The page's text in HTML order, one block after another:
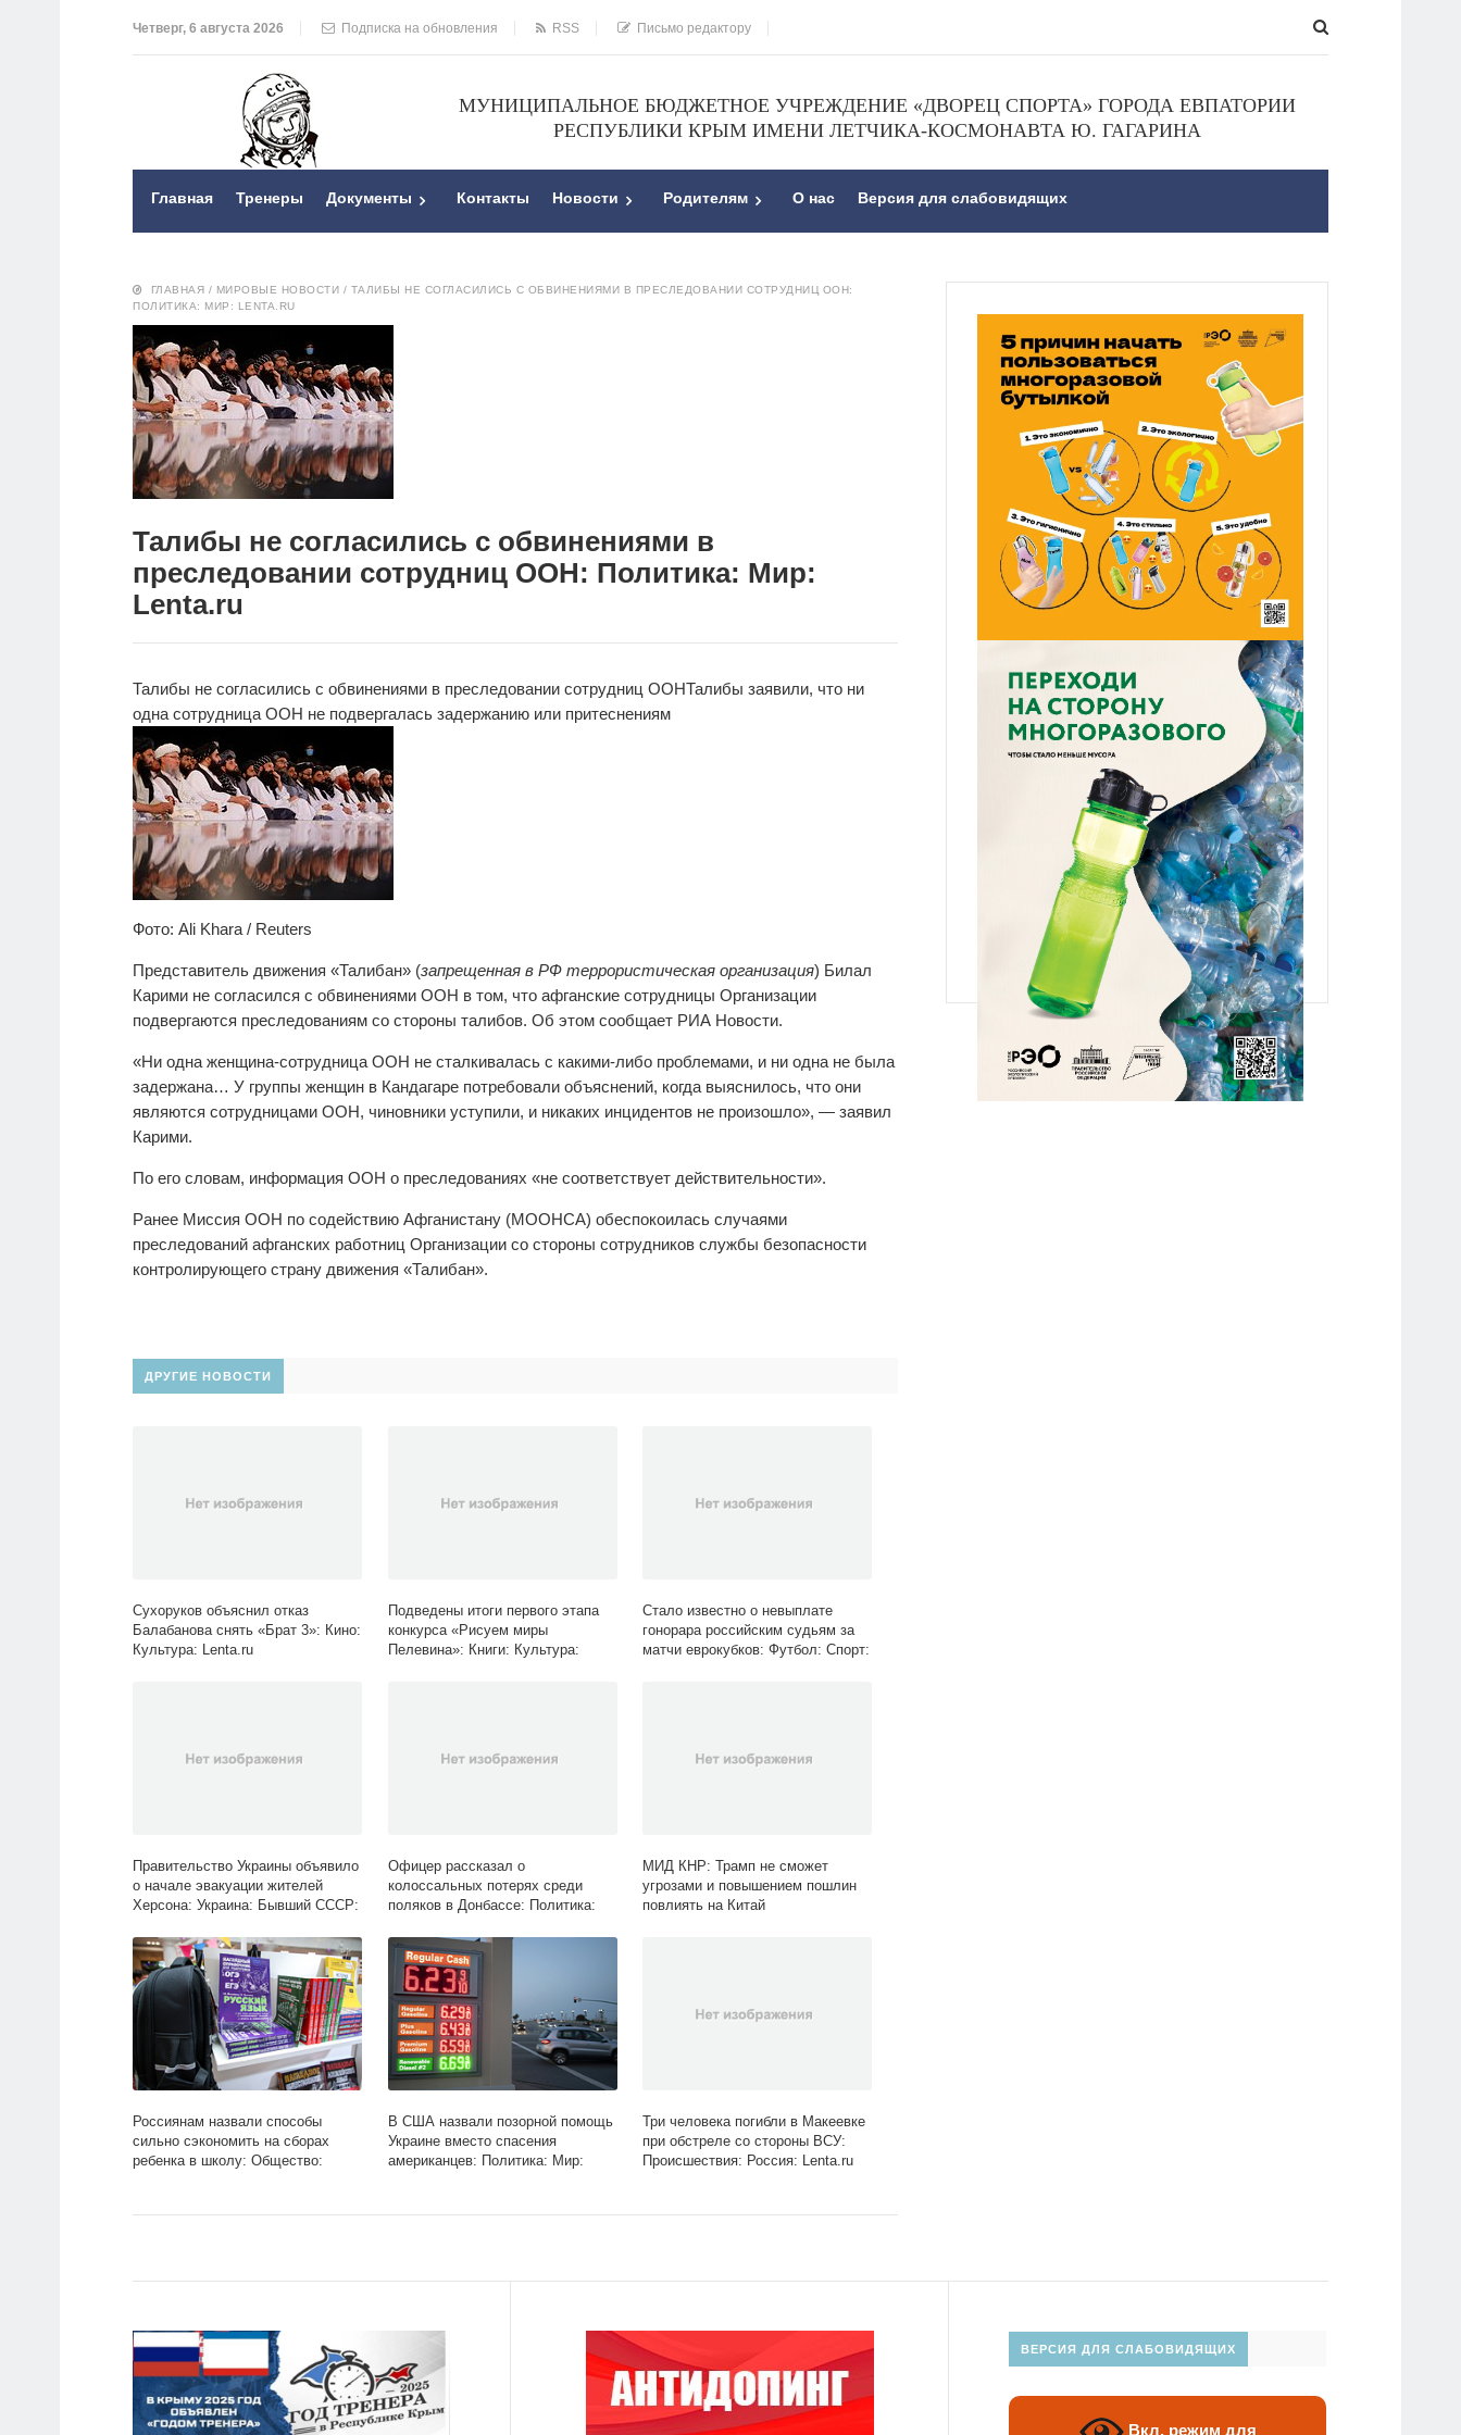
Четверг, 6 августа 2026 Подписка на обновления RSS Письмо редактору
МУНИЦИПАЛЬНОЕ БЮДЖЕТНОЕ УЧРЕЖДЕНИЕ «ДВОРЕЦ СПОРТА» ГОРОДА ЕВПАТОРИИ
РЕСПУБЛИКИ КРЫМ ИМЕНИ ЛЕТЧИКА-КОСМОНАВТА Ю. ГАГАРИНА
Главная Тренеры Документы Контакты Новости Родителям О нас Версия для слабовидящих
ГЛАВНАЯ / МИРОВЫЕ НОВОСТИ / ТАЛИБЫ НЕ СОГЛАСИЛИСЬ С ОБВИНЕНИЯМИ В ПРЕСЛЕДОВАНИИ СОТРУДНИЦ ООН:
ПОЛИТИКА: МИР: LENTA.RU
Талибы не согласились с обвинениями в
преследовании сотрудниц ООН: Политика: Мир:
Lenta.ru
Талибы не согласились с обвинениями в преследовании сотрудниц ООНТалибы заявили, что ни
одна сотрудница ООН не подвергалась задержанию или притеснениям
Фото: Ali Khara / Reuters
Представитель движения «Талибан» (запрещенная в РФ террористическая организация) Билал
Карими не согласился с обвинениями ООН в том, что афганские сотрудницы Организации
подвергаются преследованиям со стороны талибов. Об этом сообщает РИА Новости.
«Ни одна женщина-сотрудница ООН не сталкивалась с какими-либо проблемами, и ни одна не была
задержана… У группы женщин в Кандагаре потребовали объяснений, когда выяснилось, что они
являются сотрудницами ООН, чиновники уступили, и никаких инцидентов не произошло», — заявил
Карими.
По его словам, информация ООН о преследованиях «не соответствует действительности».
Ранее Миссия ООН по содействию Афганистану (МООНСА) обеспокоилась случаями
преследований афганских работниц Организации со стороны сотрудников службы безопасности
контролирующего страну движения «Талибан».
ДРУГИЕ НОВОСТИ
Сухоруков объяснил отказ
Балабанова снять «Брат 3»: Кино:
Культура: Lenta.ru
Подведены итоги первого этапа
конкурса «Рисуем миры
Пелевина»: Книги: Культура:
Стало известно о невыплате
гонорара российским судьям за
матчи еврокубков: Футбол: Спорт:
Правительство Украины объявило
о начале эвакуации жителей
Херсона: Украина: Бывший СССР:
Офицер рассказал о
колоссальных потерях среди
поляков в Донбассе: Политика:
МИД КНР: Трамп не сможет
угрозами и повышением пошлин
повлиять на Китай
Россиянам назвали способы
сильно сэкономить на сборах
ребенка в школу: Общество:
В США назвали позорной помощь
Украине вместо спасения
американцев: Политика: Мир:
Три человека погибли в Макеевке
при обстреле со стороны ВСУ:
Происшествия: Россия: Lenta.ru
ВЕРСИЯ ДЛЯ СЛАБОВИДЯЩИХ
Вкл. режим для